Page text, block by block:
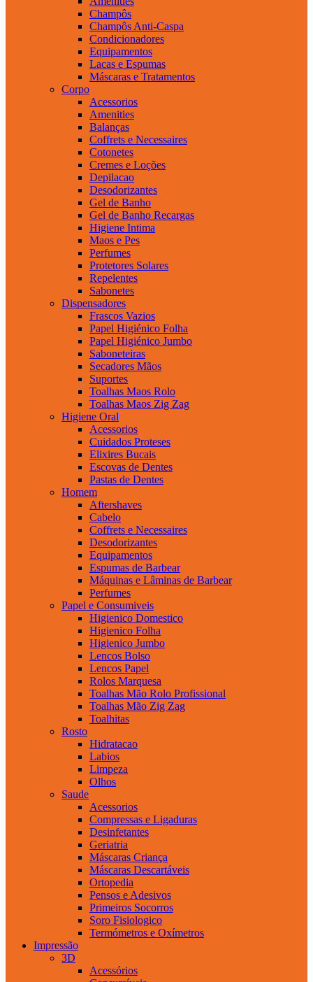
Champôs
Champôs Anti-Caspa
Condicionadores
Equipamentos
Lacas e Espumas
Máscaras e Tratamentos
Corpo
Acessorios
Amenities
Balanças
Coffrets e Necessaires
Cotonetes
Cremes e Loções
Depilacao
Desodorizantes
Gel de Banho
Gel de Banho Recargas
Higiene Intima
Maos e Pes
Perfumes
Protetores Solares
Repelentes
Sabonetes
Dispensadores
Frascos Vazios
Papel Higiénico Folha
Papel Higiénico Jumbo
Saboneteiras
Secadores Mãos
Suportes
Toalhas Maos Rolo
Toalhas Maos Zig Zag
Higiene Oral
Acessorios
Cuidados Proteses
Elixires Bucais
Escovas de Dentes
Pastas de Dentes
Homem
Aftershaves
Cabelo
Coffrets e Necessaires
Desodorizantes
Equipamentos
Espumas de Barbear
Máquinas e Lâminas de Barbear
Perfumes
Papel e Consumiveis
Higienico Domestico
Higienico Folha
Higienico Jumbo
Lencos Bolso
Lencos Papel
Rolos Marquesa
Toalhas Mão Rolo Profissional
Toalhas Mão Zig Zag
Toalhitas
Rosto
Hidratacao
Labios
Limpeza
Olhos
Saude
Acessorios
Compressas e Ligaduras
Desinfetantes
Geriatria
Máscaras Criança
Máscaras Descartáveis
Ortopedia
Pensos e Adesivos
Primeiros Socorros
Soro Fisiologico
Termómetros e Oxímetros
Impressão
3D
Acessórios